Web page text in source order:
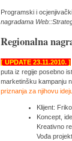
Programski i
nagradama
Regionalna
[ UPDATE 23.11.2010. ]
puta iz regije posebno
marketinšku kampanju
priznanja za njihovu
Klijent:
Koncept,
Kreativno
Vođa